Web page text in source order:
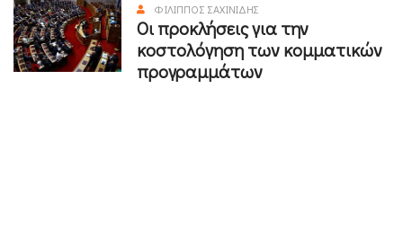
ΦΊΛΙΠΠΟΣ ΣΑΧΙΝΊΔΗΣ
Οι προκλήσεις για την
κοστολόγηση των κομματικών
προγραμμάτων